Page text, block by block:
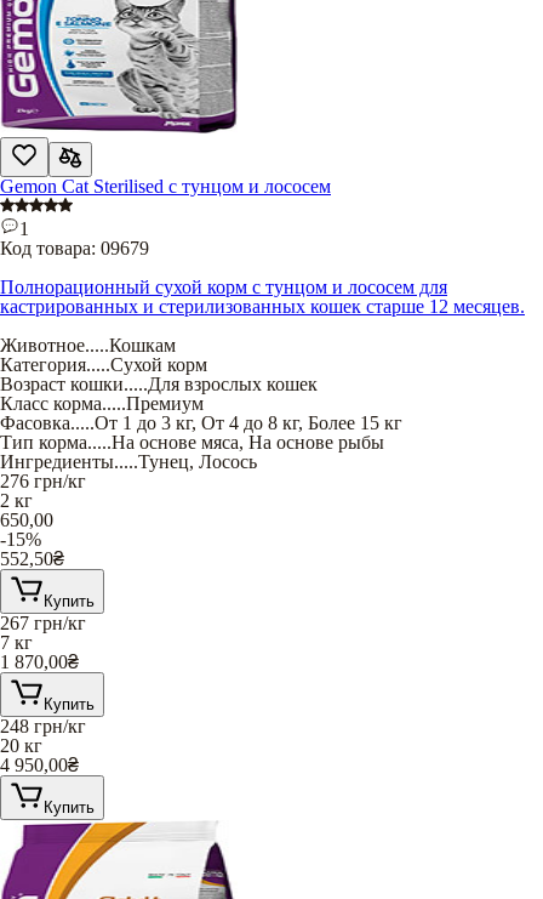
Gemon Cat Sterilised с тунцом и лососем
1
Код товара: 09679
Полнорационный сухой корм с тунцом и лососем для
кастрированных и стерилизованных кошек старше 12 месяцев.
Животное.....Кошкам
Категория.....Сухой корм
Возраст кошки.....Для взрослых кошек
Класс корма.....Премиум
Фасовка.....От 1 до 3 кг, От 4 до 8 кг, Более 15 кг
Тип корма.....На основе мяса, На основе рыбы
Ингредиенты.....Тунец, Лосось
276 грн/кг
2 кг
650,00
-15%
552,50₴
Купить
267 грн/кг
7 кг
1 870,00₴
Купить
248 грн/кг
20 кг
4 950,00₴
Купить